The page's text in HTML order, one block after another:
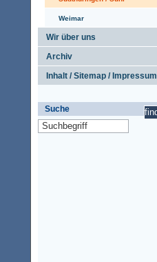
Weimar
Wir über uns
Archiv
Inhalt / Sitemap / Impressum
Suche